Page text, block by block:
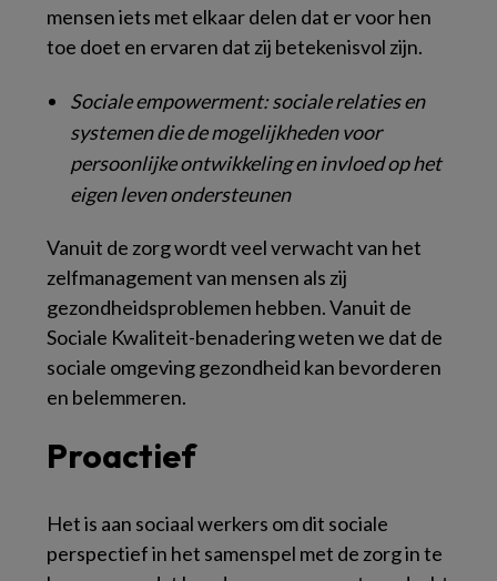
mensen iets met elkaar delen dat er voor hen
toe doet en ervaren dat zij betekenisvol zijn.
Sociale empowerment: sociale relaties en
systemen die de mogelijkheden voor
persoonlijke ontwikkeling en invloed op het
eigen leven ondersteunen
Vanuit de zorg wordt veel verwacht van het
zelfmanagement van mensen als zij
gezondheidsproblemen hebben. Vanuit de
Sociale Kwaliteit-benadering weten we dat de
sociale omgeving gezondheid kan bevorderen
en belemmeren.
Proactief
Het is aan sociaal werkers om dit sociale
perspectief in het samenspel met de zorg in te